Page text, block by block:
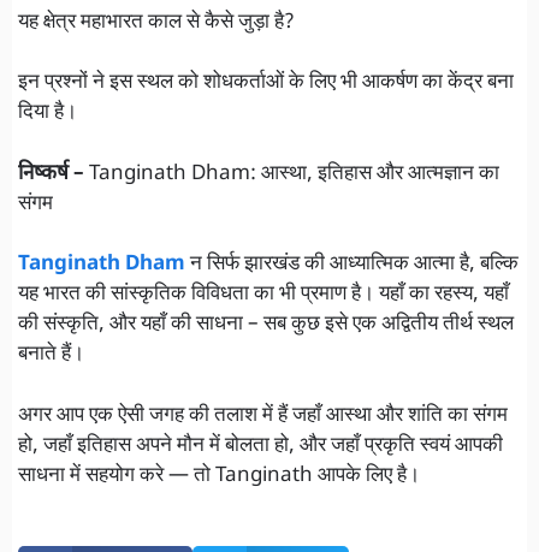
यह क्षेत्र महाभारत काल से कैसे जुड़ा है?
इन प्रश्नों ने इस स्थल को शोधकर्ताओं के लिए भी आकर्षण का केंद्र बना
दिया है।
निष्कर्ष – Tanginath Dham: आस्था, इतिहास और आत्मज्ञान का
संगम
Tanginath Dhamन सिर्फ झारखंड की आध्यात्मिक आत्मा है, बल्कि
यह भारत की सांस्कृतिक विविधता का भी प्रमाण है। यहाँ का रहस्य, यहाँ
की संस्कृति, और यहाँ की साधना – सब कुछ इसे एक अद्वितीय तीर्थ स्थल
बनाते हैं।
अगर आप एक ऐसी जगह की तलाश में हैं जहाँ आस्था और शांति का संगम
हो, जहाँ इतिहास अपने मौन में बोलता हो, और जहाँ प्रकृति स्वयं आपकी
साधना में सहयोग करे — तो Tanginath आपके लिए है।